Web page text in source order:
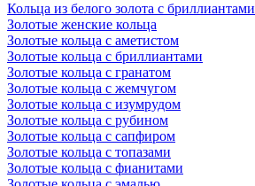
Кольца из белого золота с бриллиантами
Золотые женские кольца
Золотые кольца с аметистом
Золотые кольца с бриллиантами
Золотые кольца с гранатом
Золотые кольца с жемчугом
Золотые кольца с изумрудом
Золотые кольца с рубином
Золотые кольца с сапфиром
Золотые кольца с топазами
Золотые кольца с фианитами